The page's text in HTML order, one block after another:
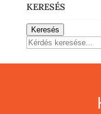
KERESÉS
Keresés